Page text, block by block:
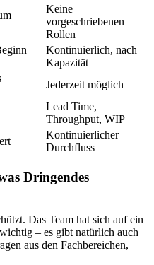
Keine
vorgeschriebenen
Rollen
Kontinuierlich, nach
Kapazität
Jederzeit möglich
Lead Time,
Throughput, WIP
Kontinuierlicher
Durchfluss
Dringendes
Das Team hat sich auf ein
– es gibt natürlich auch
aus den Fachbereichen,